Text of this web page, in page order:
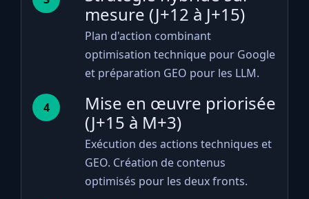
mesure (J+12 à J+15)
Plan d'action combinant
optimisation technique pour Google
et préparation GEO pour les LLM.
4
Mise en œuvre priorisée
(J+15 à M+3)
Exécution des actions techniques et
GEO. Création de contenus
optimisés pour les deux fronts.